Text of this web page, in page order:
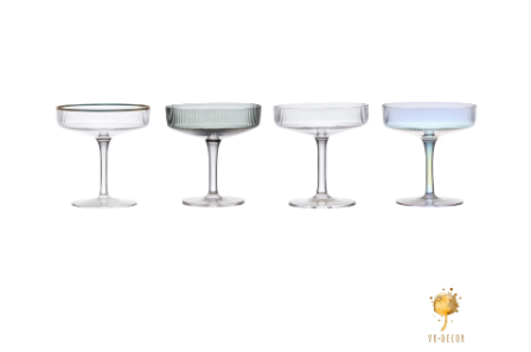
Žiūrėti pasirinkimus